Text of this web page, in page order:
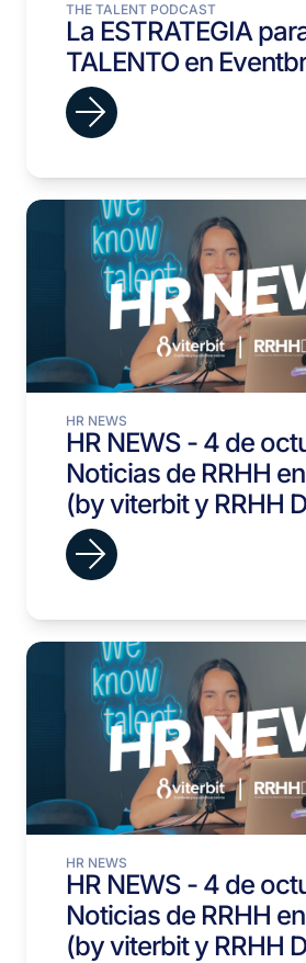
THE TALENT PODCAST
La ESTRATEGIA
TALENTO en
HR NEWS
HR NEWS - 4 de
Noticias de RRHH
(by viterbit y RRHH
HR NEWS
HR NEWS - 4 de
Noticias de RRHH
(by viterbit y RRHH